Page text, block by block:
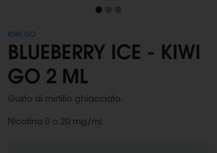
KIWI GO
BLUEBERRY ICE - KIWI
GO 2 ML
Gusto di mirtillo ghiacciato.
Nicotina 0 o 20 mg/ml